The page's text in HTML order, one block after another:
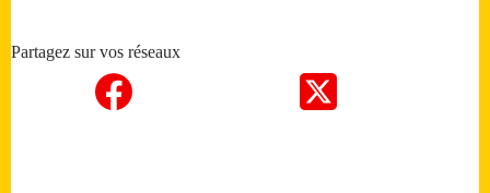
Partagez sur vos réseaux